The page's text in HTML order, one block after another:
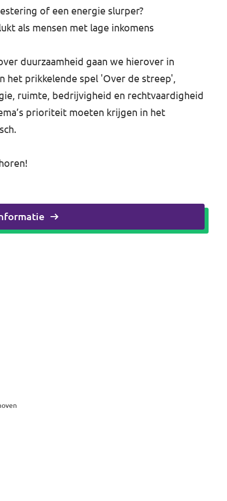
of een energie slurper?
als mensen met lage inkomens
duurzaamheid gaan we hierover in
het prikkelende spel 'Over de streep',
ruimte, bedrijvigheid en rechtvaardigheid
prioriteit moeten krijgen in het